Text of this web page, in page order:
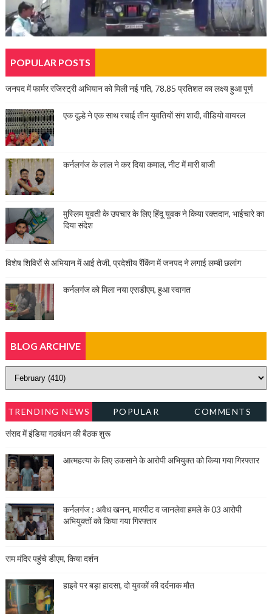
POPULAR POSTS
जनपद में फार्मर रजिस्ट्री अभियान को मिली नई गति, 78.85 प्रतिशत का लक्ष्य हुआ पूर्ण
एक दूल्हे ने एक साथ रचाई तीन युवतियों संग शादी, वीडियो वायरल
कर्नलगंज के लाल ने कर दिया कमाल, नीट में मारी बाजी
मुस्लिम युवती के उपचार के लिए हिंदू युवक ने किया रक्तदान, भाईचारे का
दिया संदेश
विशेष शिविरों से अभियान में आई तेजी, प्रदेशीय रैंकिंग में जनपद ने लगाई लम्बी छलांग
कर्नलगंज को मिला नया एसडीएम, हुआ स्वागत
BLOG ARCHIVE
TRENDING NEWS POPULAR COMMENTS
संसद में इंडिया गठबंधन की बैठक शुरू
आत्महत्या के लिए उकसाने के आरोपी अभियुक्त को किया गया गिरफ्तार
कर्नलगंज : अवैध खनन, मारपीट व जानलेवा हमले के 03 आरोपी
अभियुक्तों को किया गया गिरफ्तार
राम मंदिर पहुंचे डीएम, किया दर्शन
हाइवे पर बड़ा हादसा, दो युवकों की दर्दनाक मौत